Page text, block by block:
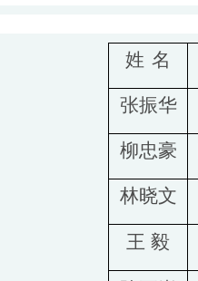
姓 名
张振华
柳忠豪
林晓文
王 毅